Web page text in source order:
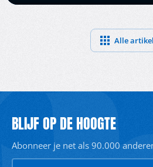
Alle
BLIJF OP DE HOOGTE
Abonneer je net als 90.000